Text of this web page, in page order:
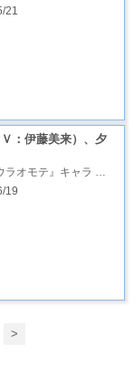
21
：伊藤美来）、夕
ラオモテ』キャラ …
19
>